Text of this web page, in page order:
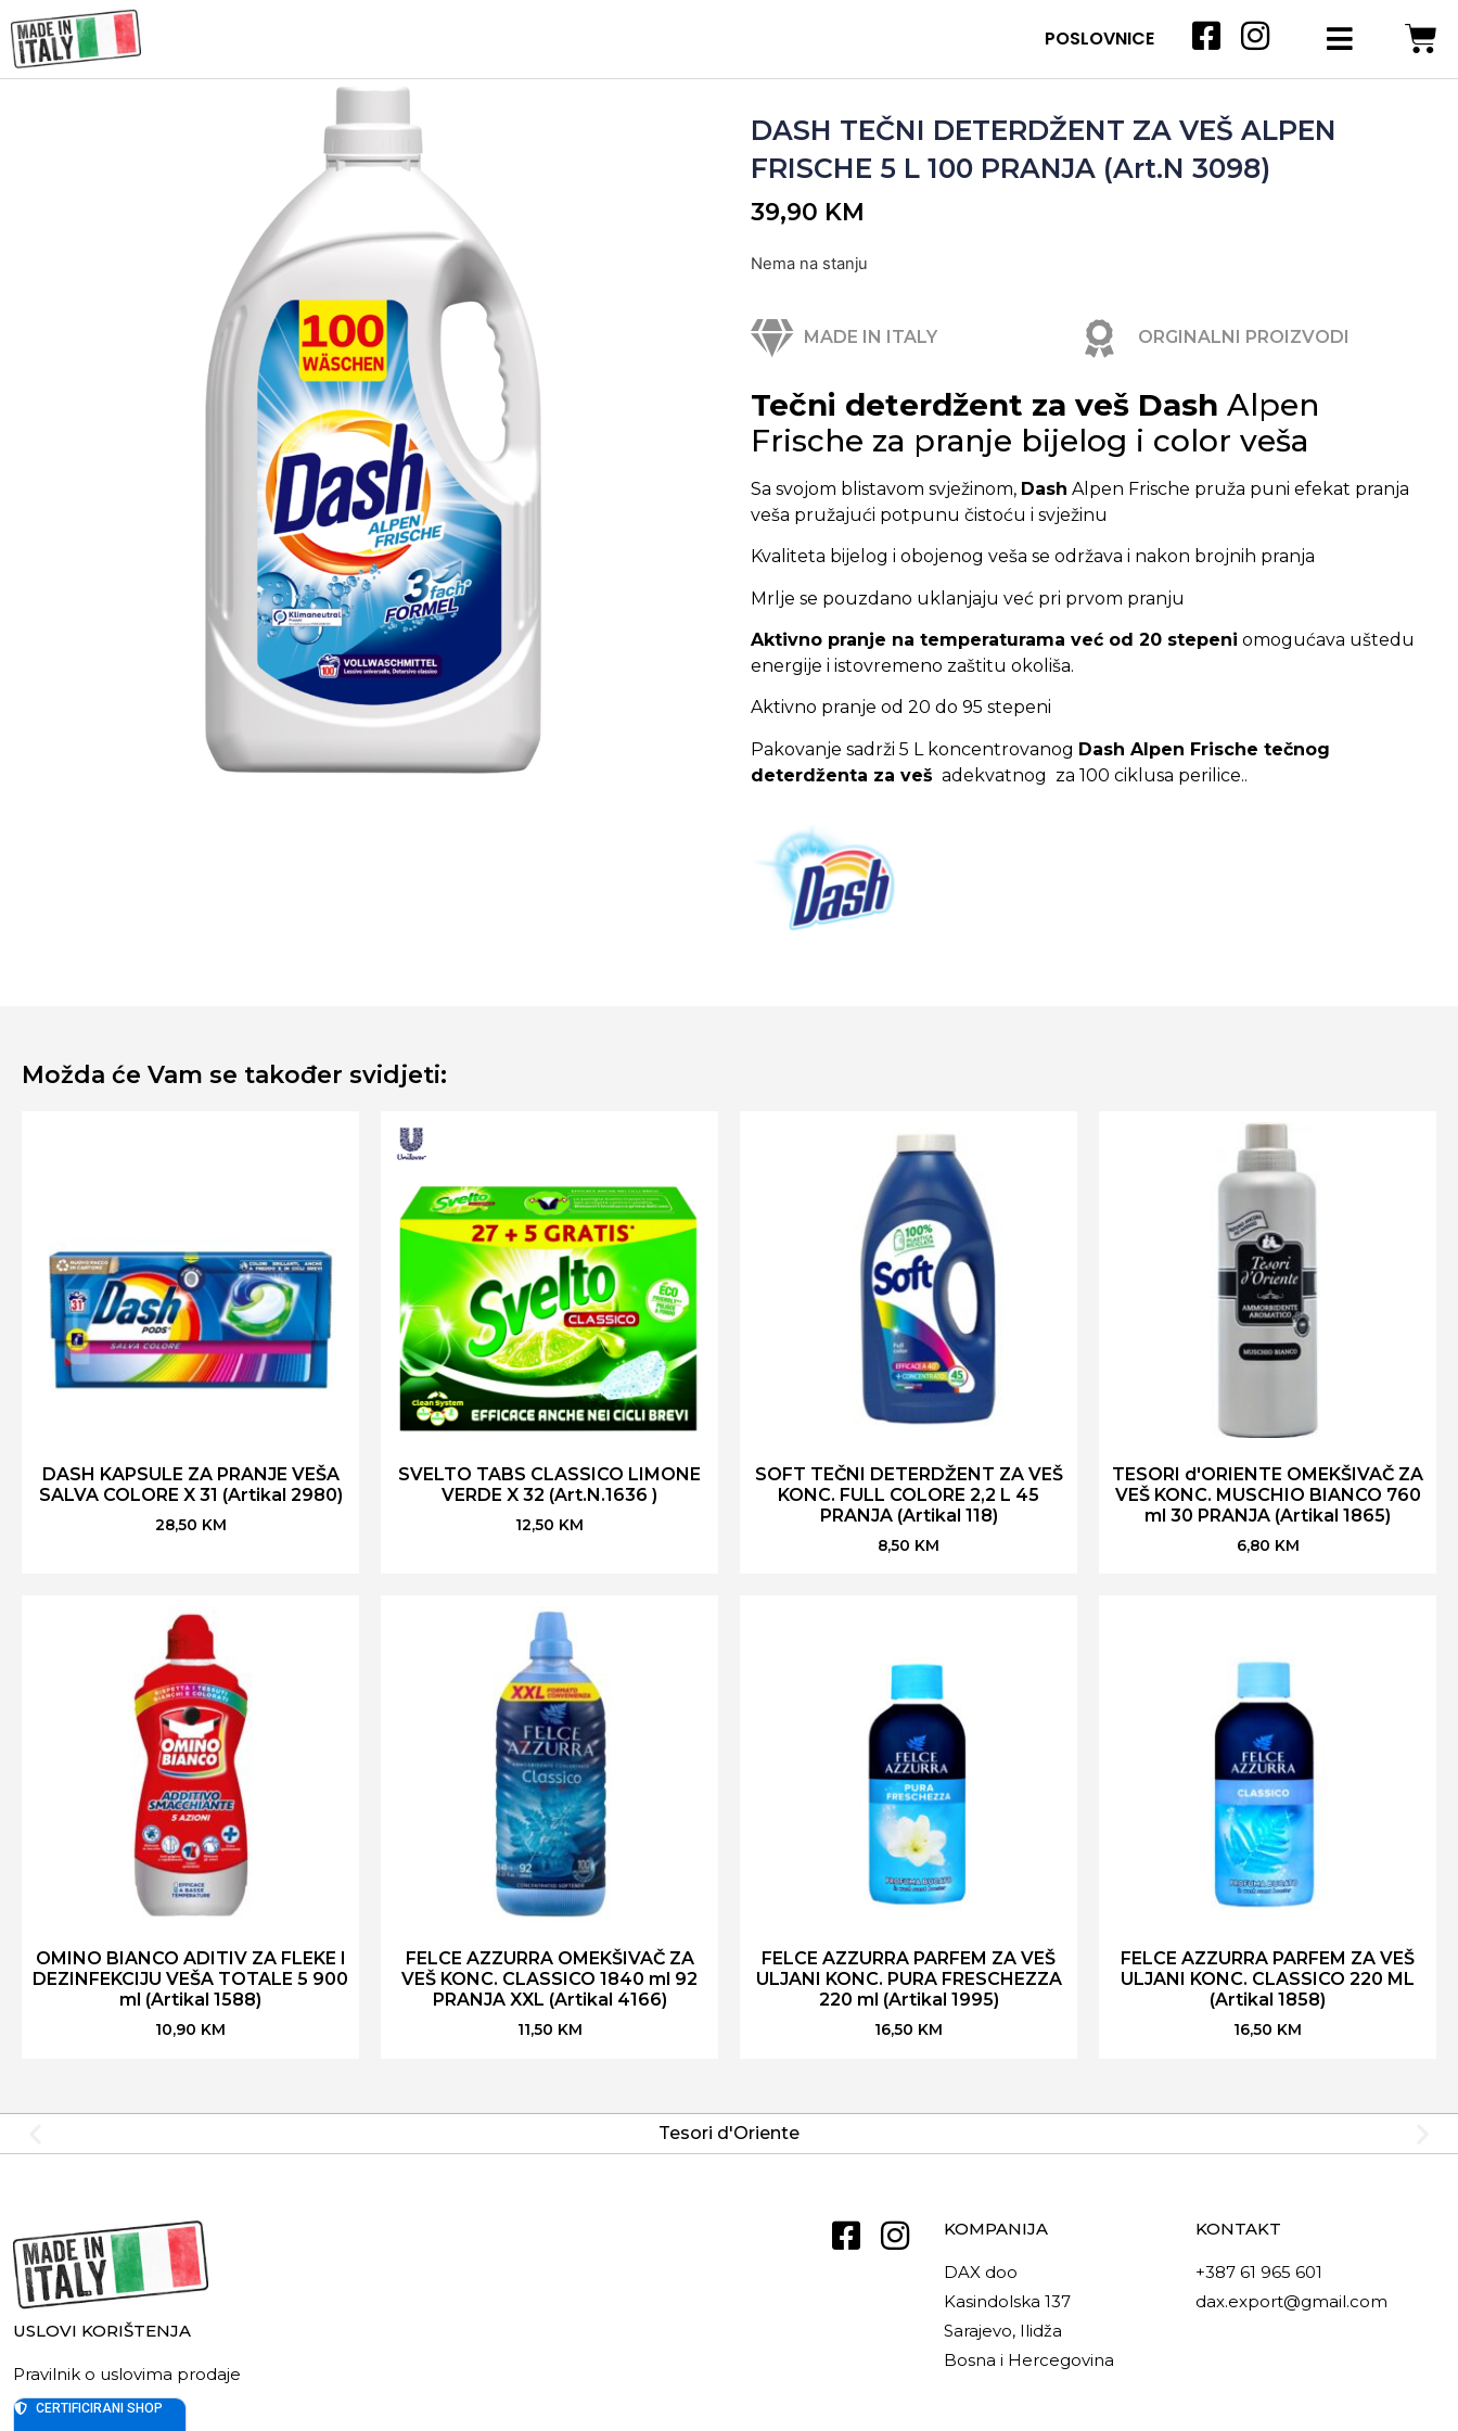
POSLOVNICE
DASH TEČNI DETERDŽENT ZA VEŠ ALPEN
FRISCHE 5 L 100 PRANJA (Art.N 3098)
39,90 KM
Nema na stanju
MADE IN ITALY ORGINALNI PROIZVODI
Tečni deterdžent za veš Dash Alpen
Frische za pranje bijelog i color veša
Sa svojom blistavom svježinom, Dash Alpen Frische pruža puni efekat pranja
veša pružajući potpunu čistoću i svježinu
Kvaliteta bijelog i obojenog veša se održava i nakon brojnih pranja
Mrlje se pouzdano uklanjaju već pri prvom pranju
Aktivno pranje na temperaturama već od 20 stepeni omogućava uštedu
energije i istovremeno zaštitu okoliša.
Aktivno pranje od 20 do 95 stepeni
Pakovanje sadrži 5 L koncentrovanog Dash Alpen Frische tečnog
deterdženta za veš adekvatnog za 100 ciklusa perilice..
Možda će Vam se također svidjeti:
DASH KAPSULE ZA PRANJE VEŠA
SALVA COLORE X 31 (Artikal 2980)
28,50 KM
SVELTO TABS CLASSICO LIMONE
VERDE X 32 (Art.N.1636 )
12,50 KM
SOFT TEČNI DETERDŽENT ZA VEŠ
KONC. FULL COLORE 2,2 L 45
PRANJA (Artikal 118)
8,50 KM
TESORI d'ORIENTE OMEKŠIVAČ ZA
VEŠ KONC. MUSCHIO BIANCO 760
ml 30 PRANJA (Artikal 1865)
6,80 KM
OMINO BIANCO ADITIV ZA FLEKE I
DEZINFEKCIJU VEŠA TOTALE 5 900
ml (Artikal 1588)
10,90 KM
FELCE AZZURRA OMEKŠIVAČ ZA
VEŠ KONC. CLASSICO 1840 ml 92
PRANJA XXL (Artikal 4166)
11,50 KM
FELCE AZZURRA PARFEM ZA VEŠ
ULJANI KONC. PURA FRESCHEZZA
220 ml (Artikal 1995)
16,50 KM
FELCE AZZURRA PARFEM ZA VEŠ
ULJANI KONC. CLASSICO 220 ML
(Artikal 1858)
16,50 KM
Tesori d'Oriente
USLOVI KORIŠTENJA
Pravilnik o uslovima prodaje
KOMPANIJA
DAX doo
Kasindolska 137
Sarajevo, Ilidža
Bosna i Hercegovina
KONTAKT
+387 61 965 601
dax.export@gmail.com